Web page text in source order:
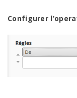
Configurer